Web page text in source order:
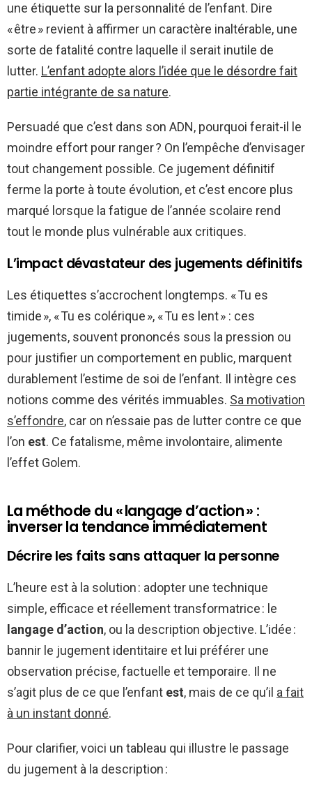
une étiquette sur la personnalité de l’enfant. Dire
« être » revient à affirmer un caractère inaltérable, une
sorte de fatalité contre laquelle il serait inutile de
lutter. L’enfant adopte alors l’idée que le désordre fait
partie intégrante de sa nature.
Persuadé que c’est dans son ADN, pourquoi ferait-il le
moindre effort pour ranger ? On l’empêche d’envisager
tout changement possible. Ce jugement définitif
ferme la porte à toute évolution, et c’est encore plus
marqué lorsque la fatigue de l’année scolaire rend
tout le monde plus vulnérable aux critiques.
L’impact dévastateur des jugements définitifs
Les étiquettes s’accrochent longtemps. « Tu es
timide », « Tu es colérique », « Tu es lent » : ces
jugements, souvent prononcés sous la pression ou
pour justifier un comportement en public, marquent
durablement l’estime de soi de l’enfant. Il intègre ces
notions comme des vérités immuables. Sa motivation
s’effondre, car on n’essaie pas de lutter contre ce que
l’on est. Ce fatalisme, même involontaire, alimente
l’effet Golem.
La méthode du « langage d’action » :
inverser la tendance immédiatement
Décrire les faits sans attaquer la personne
L’heure est à la solution : adopter une technique
simple, efficace et réellement transformatrice : le
langage d’action, ou la description objective. L’idée :
bannir le jugement identitaire et lui préférer une
observation précise, factuelle et temporaire. Il ne
s’agit plus de ce que l’enfant est, mais de ce qu’il a fait
à un instant donné.
Pour clarifier, voici un tableau qui illustre le passage
du jugement à la description :